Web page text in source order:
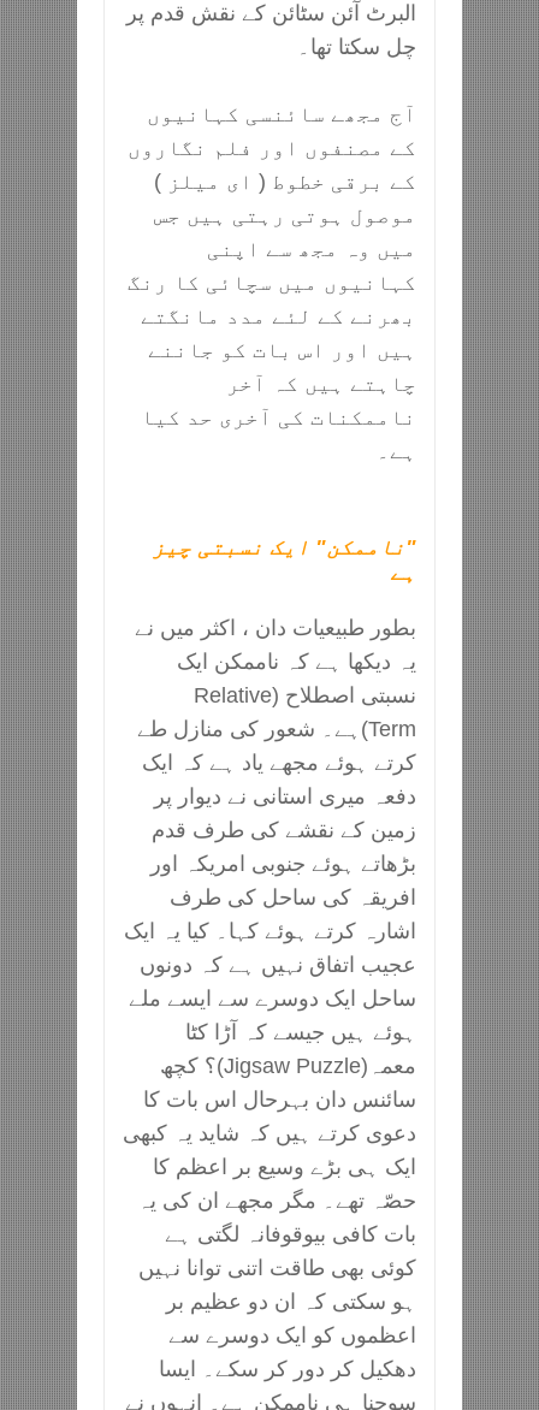
البرٹ آئن سٹائن کے نقش قدم پر
چل سکتا تھا۔
آج مجھے سائنسی کہانیوں
کے مصنفوں اور فلم نگاروں
کے برقی خطوط ( ای میلز )
موصول ہوتی رہتی ہیں جس
میں وہ مجھ سے اپنی
کہانیوں میں سچائی کا رنگ
بھرنے کے لئے مدد مانگتے
ہیں اور اس بات کو جاننے
چاہتے ہیں کہ آخر
ناممکنات کی آخری حد کیا
ہے۔
"ناممکن" ایک نسبتی چیز
ہے
بطور طبیعیات دان ، اکثر میں نے
یہ دیکھا ہے کہ ناممکن ایک
نسبتی اصطلاح (Relative
Term)ہے۔ شعور کی منازل طے
کرتے ہوئے مجھے یاد ہے کہ ایک
دفعہ میری استانی نے دیوار پر
زمین کے نقشے کی طرف قدم
بڑھاتے ہوئے جنوبی امریکہ اور
افریقہ کی ساحل کی طرف
اشارہ کرتے ہوئے کہا۔ کیا یہ ایک
عجیب اتفاق نہیں ہے کہ دونوں
ساحل ایک دوسرے سے ایسے ملے
ہوئے ہیں جیسے کہ آڑا کٹا
معمہ(Jigsaw Puzzle)؟ کچھ
سائنس دان بہرحال اس بات کا
دعوی کرتے ہیں کہ شاید یہ کبھی
ایک ہی بڑے وسیع بر اعظم کا
حصّہ تھے۔ مگر مجھے ان کی یہ
بات کافی بیوقوفانہ لگتی ہے
کوئی بھی طاقت اتنی توانا نہیں
ہو سکتی کہ ان دو عظیم بر
اعظموں کو ایک دوسرے سے
دھکیل کر دور کر سکے۔ ایسا
سوچنا ہی ناممکن ہے۔ انہوں نے